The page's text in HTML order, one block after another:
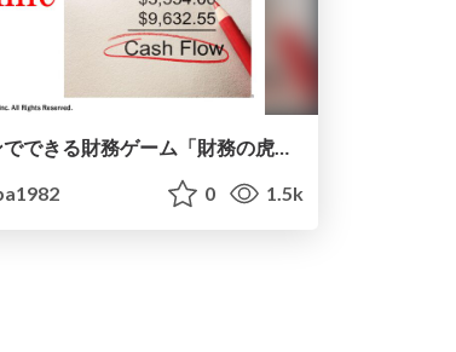
オンラインでできる財務ゲーム「財務の虎オンライン」
0 1.5k